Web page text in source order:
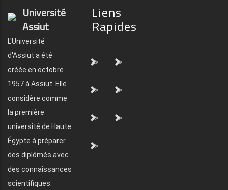
Université
Assiut
L'Université
d'Assiut a été
créée en octobre
1957 à Assiut. Elle
considère comme
la première
université de Haute
Égypte à préparer
des diplômés avec
des connaissances
scientifiques.
Liens
Rapides
"> ">
"> ">
"> ">
">